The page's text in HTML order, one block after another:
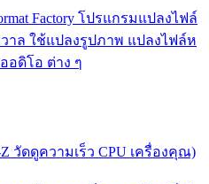
Factory โปรแกรมแปลงไฟล์
าล ใช้แปลงรูปภาพ แปลงไฟล์ห
อดิโอ ต่าง ๆ
วัดดูความเร็ว CPU เครื่องคุณ)